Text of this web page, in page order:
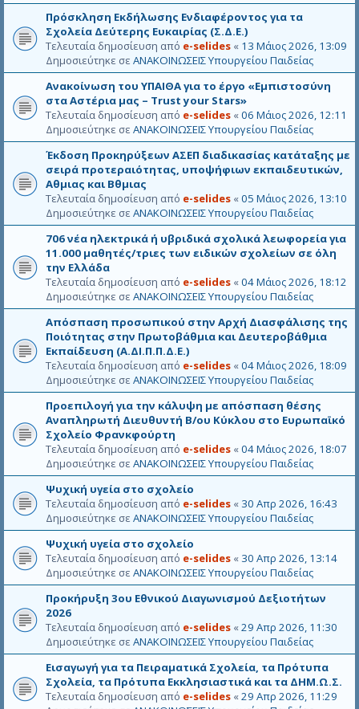
Πρόσκληση Εκδήλωσης Ενδιαφέροντος για τα
Σχολεία Δεύτερης Ευκαιρίας (Σ.Δ.Ε.)
Τελευταία δημοσίευση από e-selides « 13 Μάιος 2026, 13:09
Δημοσιεύτηκε σε ΑΝΑΚΟΙΝΩΣΕΙΣ Υπουργείου Παιδείας
Ανακοίνωση του ΥΠΑΙΘΑ για το έργο «Εμπιστοσύνη
στα Αστέρια μας – Trust your Stars»
Τελευταία δημοσίευση από e-selides «06 Μάιος 2026, 12:11
Δημοσιεύτηκε σε ΑΝΑΚΟΙΝΩΣΕΙΣ Υπουργείου Παιδείας
Έκδοση Προκηρύξεων ΑΣΕΠ διαδικασίας κατάταξης με
σειρά προτεραιότητας, υποψήφιων εκπαιδευτικών,
Αθμιας και Βθμιας
Τελευταία δημοσίευση από e-selides «05 Μάιος 2026, 13:10
Δημοσιεύτηκε σε ΑΝΑΚΟΙΝΩΣΕΙΣ Υπουργείου Παιδείας
706 νέα ηλεκτρικά ή υβριδικά σχολικά λεωφορεία για
11.000 μαθητές/τριες των ειδικών σχολείων σε όλη
την Ελλάδα
Τελευταία δημοσίευση από e-selides «04 Μάιος 2026, 18:12
Δημοσιεύτηκε σε ΑΝΑΚΟΙΝΩΣΕΙΣ Υπουργείου Παιδείας
Απόσπαση προσωπικού στην Αρχή Διασφάλισης της
Ποιότητας στην Πρωτοβάθμια και Δευτεροβάθμια
Εκπαίδευση (Α.ΔΙ.Π.Π.Δ.Ε.)
Τελευταία δημοσίευση από e-selides «04 Μάιος 2026, 18:09
Δημοσιεύτηκε σε ΑΝΑΚΟΙΝΩΣΕΙΣ Υπουργείου Παιδείας
Προεπιλογή για την κάλυψη με απόσπαση θέσης
Αναπληρωτή Διευθυντή Β/ου Κύκλου στο Ευρωπαϊκό
Σχολείο Φρανκφούρτη
Τελευταία δημοσίευση από e-selides «04 Μάιος 2026, 18:07
Δημοσιεύτηκε σε ΑΝΑΚΟΙΝΩΣΕΙΣ Υπουργείου Παιδείας
Ψυχική υγεία στο σχολείο
Τελευταία δημοσίευση από e-selides « 30 Απρ 2026, 16:43
Δημοσιεύτηκε σε ΑΝΑΚΟΙΝΩΣΕΙΣ Υπουργείου Παιδείας
Ψυχική υγεία στο σχολείο
Τελευταία δημοσίευση από e-selides « 30 Απρ 2026, 13:14
Δημοσιεύτηκε σε ΑΝΑΚΟΙΝΩΣΕΙΣ Υπουργείου Παιδείας
Προκήρυξη 3ου Εθνικού Διαγωνισμού Δεξιοτήτων
2026
Τελευταία δημοσίευση από e-selides «29 Απρ 2026, 11:30
Δημοσιεύτηκε σε ΑΝΑΚΟΙΝΩΣΕΙΣ Υπουργείου Παιδείας
Εισαγωγή για τα Πειραματικά Σχολεία, τα Πρότυπα
Σχολεία, τα Πρότυπα Εκκλησιαστικά και τα ΔΗΜ.Ω.Σ.
Τελευταία δημοσίευση από e-selides «29 Απρ 2026, 11:29